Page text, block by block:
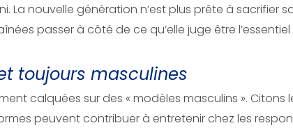
La nouvelle génération n’est plus prête à sacrifier
passer à côté de ce qu’elle juge être l’essentiel
toujours masculines
calquées sur des « modèles masculins ». Citons
peuvent contribuer à entretenir chez les